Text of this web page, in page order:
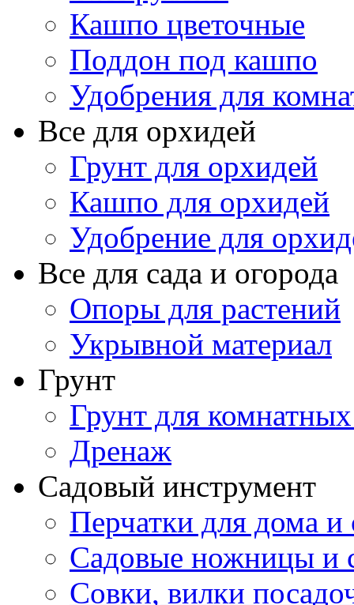
Кашпо цветочные
Поддон под кашпо
Удобрения для
Все для орхидей
Грунт для орхидей
Кашпо для орхидей
Удобрение для
Все для сада и огорода
Опоры для растений
Укрывной материал
Грунт
Грунт для
Дренаж
Садовый инструмент
Перчатки для дома и
Садовые ножницы и
Совки, вилки